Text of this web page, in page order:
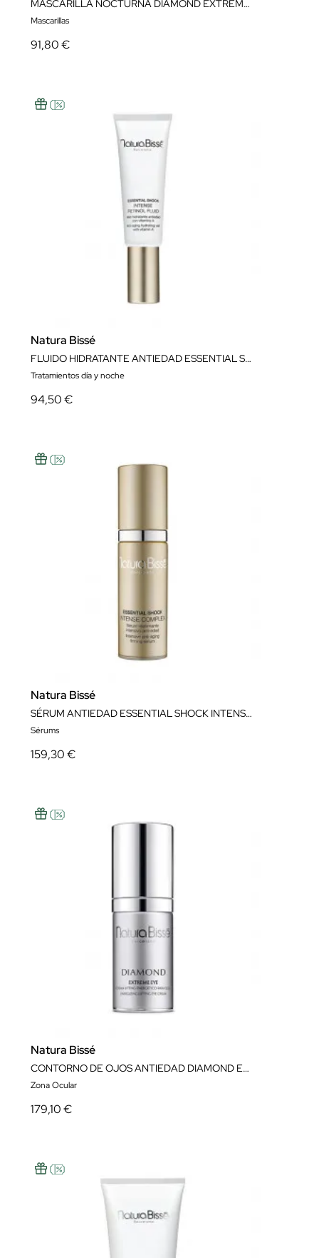
MASCARILLA NOCTURNA DIAMOND EXTREME MASK 75 ML NATURA BISSÉ
Mascarillas
91,80 €
Natura Bissé
FLUIDO HIDRATANTE ANTIEDAD ESSENTIAL SHOCK INTENSE RETINOL FLUID 50 ML NATURA BISSÉ
Tratamientos día y noche
94,50 €
Natura Bissé
SÉRUM ANTIEDAD ESSENTIAL SHOCK INTENSE COMPLEX 30 ML NATURA BISSÉ
Sérums
159,30 €
Natura Bissé
CONTORNO DE OJOS ANTIEDAD DIAMOND EXTREME EYE 25 ML NATURA BISSÉ
Zona Ocular
179,10 €